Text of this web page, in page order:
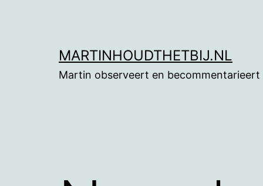
MARTINHOUDTHETBIJ.NL
Martin observeert en becommentarieert